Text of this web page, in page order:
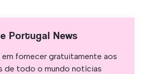
Portugal News
em fornecer gratuitamente aos
de todo o mundo notícias